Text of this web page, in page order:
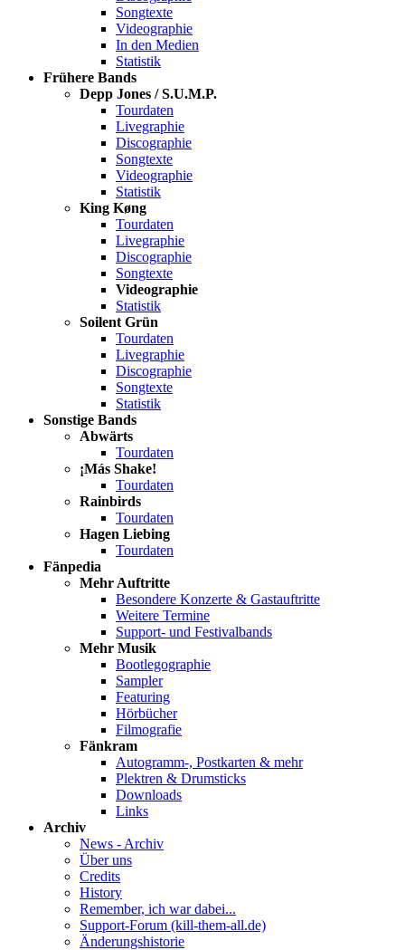
Songtexte
Videographie
In den Medien
Statistik
Frühere Bands
Depp Jones / S.U.M.P.
Tourdaten
Livegraphie
Discographie
Songtexte
Videographie
Statistik
King Køng
Tourdaten
Livegraphie
Discographie
Songtexte
Videographie
Statistik
Soilent Grün
Tourdaten
Livegraphie
Discographie
Songtexte
Statistik
Sonstige Bands
Abwärts
Tourdaten
¡Más Shake!
Tourdaten
Rainbirds
Tourdaten
Hagen Liebing
Tourdaten
Fänpedia
Mehr Auftritte
Besondere Konzerte & Gastauftritte
Weitere Termine
Support- und Festivalbands
Mehr Musik
Bootlegographie
Sampler
Featuring
Hörbücher
Filmografie
Fänkram
Autogramm-, Postkarten & mehr
Plektren & Drumsticks
Downloads
Links
Archiv
News - Archiv
Über uns
Credits
History
Remember, ich war dabei...
Support-Forum (kill-them-all.de)
Änderungshistorie